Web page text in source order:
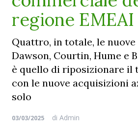
regione EMEAI
Quattro, in totale, le nuove
Dawson, Courtin, Hume e
è quello di riposizionare il
con le nuove acquisizioni
solo
03/03/2025 di Admin